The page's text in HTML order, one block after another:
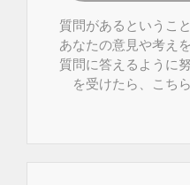
質問があるというこ
あなたの意見や考え
質問に答えるように
を受けたら、こち